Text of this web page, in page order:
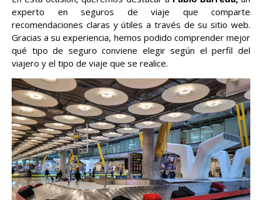
experto en seguros de viaje que comparte
recomendaciones claras y útiles a través de su sitio web.
Gracias a su experiencia, hemos podido comprender mejor
qué tipo de seguro conviene elegir según el perfil del
viajero y el tipo de viaje que se realice.